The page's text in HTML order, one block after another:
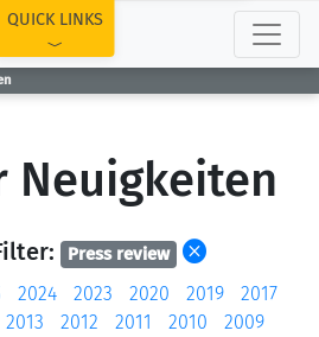
QUICK LINKS
Neuigkeiten
Press review
2024 2023 2020 2019
2017
2013 2012 2011 2010
2009